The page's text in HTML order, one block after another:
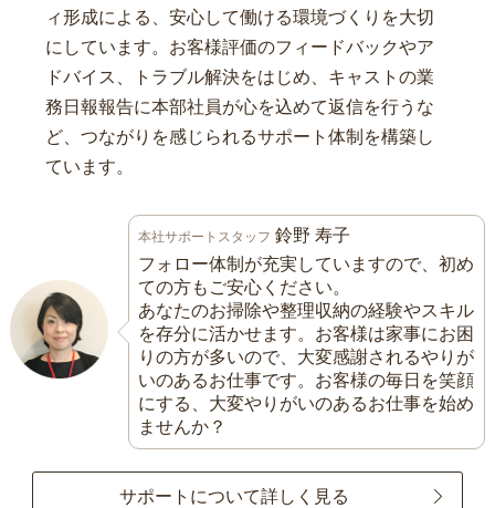
ィ形成による、安心して働ける環境づくりを大切
にしています。お客様評価のフィードバックやア
ドバイス、トラブル解決をはじめ、キャストの業
務日報報告に本部社員が心を込めて返信を行うな
ど、つながりを感じられるサポート体制を構築し
ています。
本社サポートスタッフ 鈴野 寿子
フォロー体制が充実していますので、初め
ての方もご安心ください。
あなたのお掃除や整理収納の経験やスキル
を存分に活かせます。お客様は家事にお困
りの方が多いので、大変感謝されるやりが
いのあるお仕事です。お客様の毎日を笑顔
にする、大変やりがいのあるお仕事を始め
ませんか？
サポートについて詳しく見る